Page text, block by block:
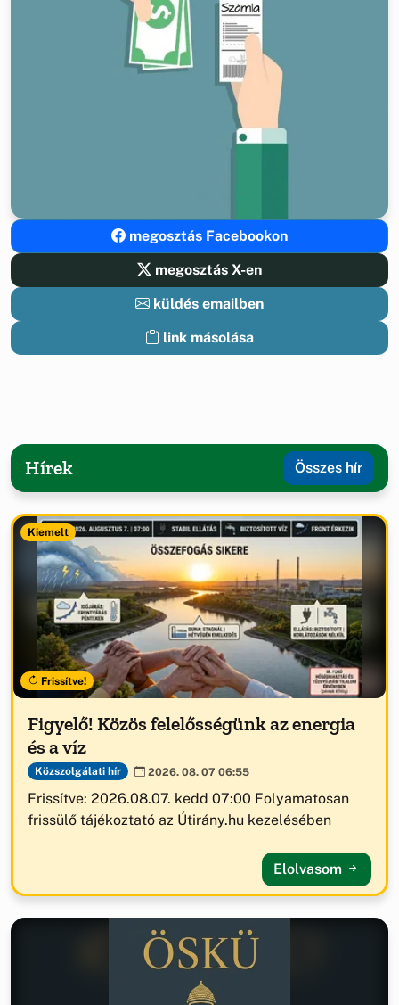
megosztás Facebookon
megosztás X-en
küldés emailben
link másolása
Hírek Összes hír
Kiemelt
Frissítve!
Figyelő! Közös felelősségünk az energia
és a víz
Közszolgálati hír 2026. 08. 07 06:55
Frissítve: 2026.08.07. kedd 07:00 Folyamatosan
frissülő tájékoztató az Útirány.hu kezelésében
Elolvasom